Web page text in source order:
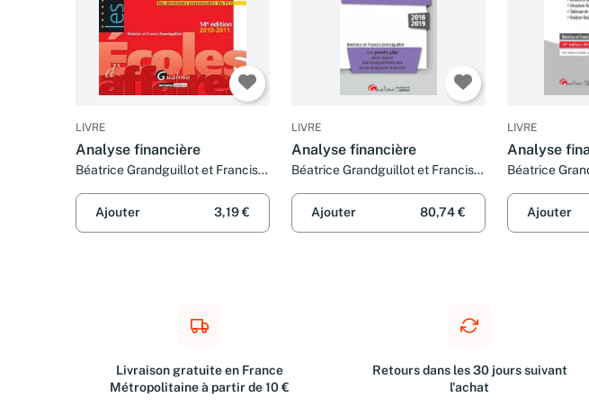
LIVRE
Analyse financière
Béatrice Grandguillot et Francis
Ajouter
3,19 €
LIVRE
Analyse financière
Béatrice Grandguillot et Francis
Ajouter
80,74 €
LIVRE
Analyse
Béatrice
Ajouter
Livraison gratuite en France
Métropolitaine à partir de 10 €
Retours dans les 30 jours suivant
l'achat